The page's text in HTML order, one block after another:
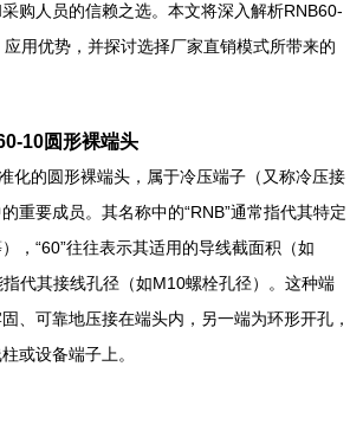
购人员的信赖之选。本文将深入解析RNB60-
用优势，并探讨选择厂家直销模式所带来的
10圆形裸端头
化的圆形裸端头，属于冷压端子（又称冷压接
重要成员。其名称中的“RNB”通常指代其特定
，“60”往往表示其适用的导线截面积（如
指代其接线孔径（如M10螺栓孔径）。这种端
、可靠地压接在端头内，另一端为环形开孔，
或设备端子上。